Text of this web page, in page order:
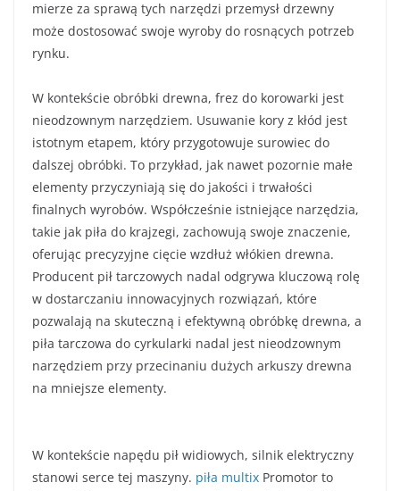
mierze za sprawą tych narzędzi przemysł drzewny
może dostosować swoje wyroby do rosnących potrzeb
rynku.
W kontekście obróbki drewna, frez do korowarki jest
nieodzownym narzędziem. Usuwanie kory z kłód jest
istotnym etapem, który przygotowuje surowiec do
dalszej obróbki. To przykład, jak nawet pozornie małe
elementy przyczyniają się do jakości i trwałości
finalnych wyrobów. Współcześnie istniejące narzędzia,
takie jak piła do krajzegi, zachowują swoje znaczenie,
oferując precyzyjne cięcie wzdłuż włókien drewna.
Producent pił tarczowych nadal odgrywa kluczową rolę
w dostarczaniu innowacyjnych rozwiązań, które
pozwalają na skuteczną i efektywną obróbkę drewna, a
piła tarczowa do cyrkularki nadal jest nieodzownym
narzędziem przy przecinaniu dużych arkuszy drewna
na mniejsze elementy.
W kontekście napędu pił widiowych, silnik elektryczny
stanowi serce tej maszyny. piła multix Promotor to